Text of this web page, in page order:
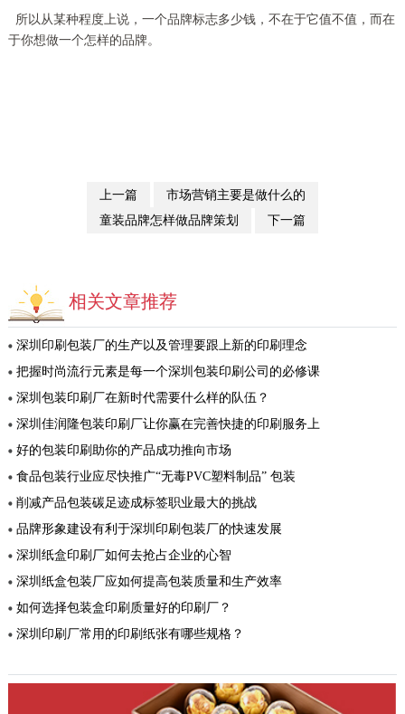
所以从某种程度上说，一个品牌标志多少钱，不在于它值不值，而在
于你想做一个怎样的品牌。
上一篇
市场营销主要是做什么的
童装品牌怎样做品牌策划
下一篇
相关文章推荐
深圳印刷包装厂的生产以及管理要跟上新的印刷理念
把握时尚流行元素是每一个深圳包装印刷公司的必修课
深圳包装印刷厂在新时代需要什么样的队伍？
深圳佳润隆包装印刷厂让你赢在完善快捷的印刷服务上
好的包装印刷助你的产品成功推向市场
食品包装行业应尽快推广“无毒PVC塑料制品” 包装
削减产品包装碳足迹成标签职业最大的挑战
品牌形象建设有利于深圳印刷包装厂的快速发展
深圳纸盒印刷厂如何去抢占企业的心智
深圳纸盒包装厂应如何提高包装质量和生产效率
如何选择包装盒印刷质量好的印刷厂？
深圳印刷厂常用的印刷纸张有哪些规格？